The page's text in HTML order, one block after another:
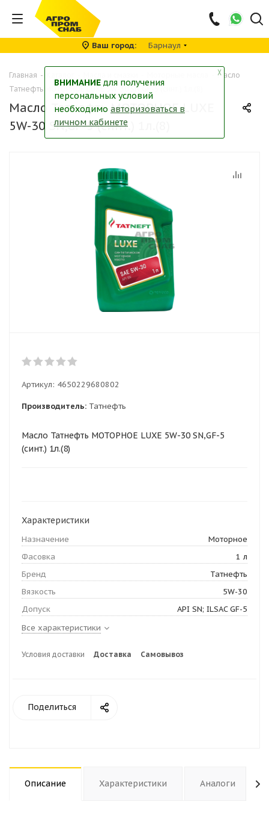
Ваш город Барнаул
Главная -
Масло
Татнефть МОТОРНОЕ LUXE 5W-30 SN,GF-5 (синт.) 1л.(8)
Масло Татнефть МОТОРНОЕ LUXE
5W-30 SN,GF-5 (синт.) 1л.(8)
Артикул: 4650229680802
Производитель: Татнефть
Масло Татнефть МОТОРНОЕ LUXE 5W-30 SN,GF-5
(синт.) 1л.(8)
Характеристики
Назначение
Моторное
Фасовка
1 л
Бренд
Татнефть
Вязкость
5W-30
Допуск
API SN; ILSAC GF-5
Все характеристики
Условия доставки Доставка Самовывоз
Поделиться
Описание Характеристики Аналоги
╳
ВНИМАНИЕ для получения
персональных условий
необходимо авторизоваться в
личном кабинете